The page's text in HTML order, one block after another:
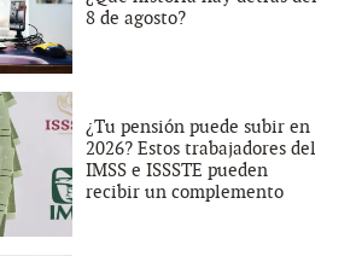
8 de agosto?
¿Tu pensión puede subir en
2026? Estos trabajadores del
IMSS e ISSSTE pueden
recibir un complemento